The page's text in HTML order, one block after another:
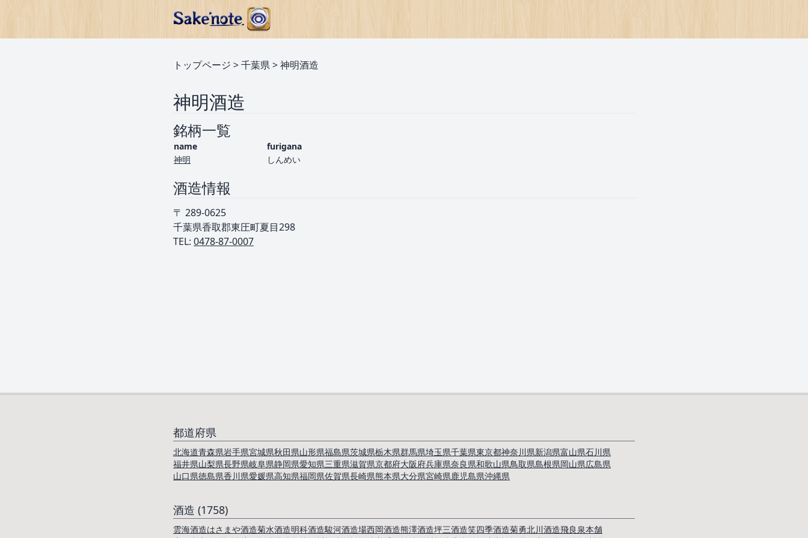
トップページ >千葉県>神明酒造
神明酒造
銘柄一覧
name
furigana
神明
しんめい
酒造情報
〒 289-0625
千葉県香取郡東圧町夏目298
TEL: ︎ 0478-87-0007
都道府県
北海道青森県岩手県宮城県秋田県山形県福島県茨城県栃木県群馬県埼玉県千葉県東京都神奈川県新潟県富山県石川県
福井県山梨県長野県岐阜県静岡県愛知県三重県滋賀県京都府大阪府兵庫県奈良県和歌山県鳥取県島根県岡山県広島県
山口県徳島県香川県愛媛県高知県福岡県佐賀県長崎県熊本県大分県宮崎県鹿児島県沖縄県
酒造 (1758)
雲海酒造はさまや酒造菊水酒造明科酒造駿河酒造場西岡酒造熊澤酒造坪三酒造笑四季酒造菊勇北川酒造飛良泉本舗